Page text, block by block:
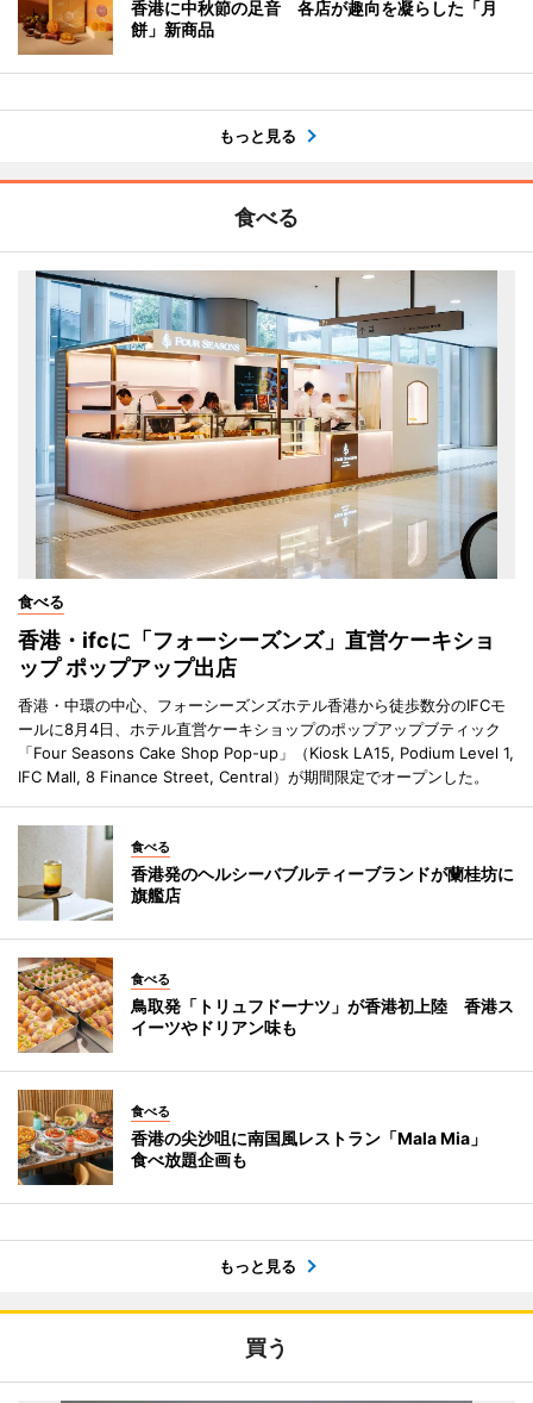
香港に中秋節の足音 各店が趣向を凝らした「月
餅」新商品
もっと見る
食べる
食べる
香港・ifcに「フォーシーズンズ」直営ケーキショ
ップ ポップアップ出店
香港・中環の中心、フォーシーズンズホテル香港から徒歩数分のIFCモ
ールに8月4日、ホテル直営ケーキショップのポップアップブティック
「Four Seasons Cake Shop Pop-up」（Kiosk LA15, Podium Level 1,
IFC Mall, 8 Finance Street, Central）が期間限定でオープンした。
食べる
香港発のヘルシーバブルティーブランドが蘭桂坊に
旗艦店
食べる
鳥取発「トリュフドーナツ」が香港初上陸 香港ス
イーツやドリアン味も
食べる
香港の尖沙咀に南国風レストラン「Mala Mia」
食べ放題企画も
もっと見る
買う